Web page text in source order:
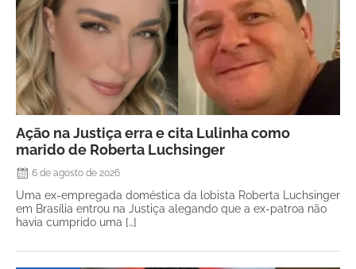
Ação na Justiça erra e cita Lulinha como
marido de Roberta Luchsinger
6 de agosto de 2026
Uma ex-empregada doméstica da lobista Roberta Luchsinger
em Brasília entrou na Justiça alegando que a ex-patroa não
havia cumprido uma […]